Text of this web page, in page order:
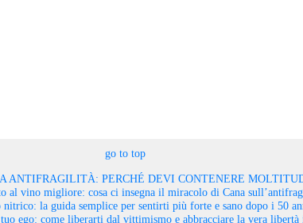
go to top
ANTIFRAGILITÀ: PERCHÉ DEVI CONTENERE
al vino migliore: cosa ci insegna il miracolo di Cana
nitrico: la guida semplice per sentirti più forte e sano dopo i 50
ego: come liberarti dal vittimismo e abbracciare la vera libertà